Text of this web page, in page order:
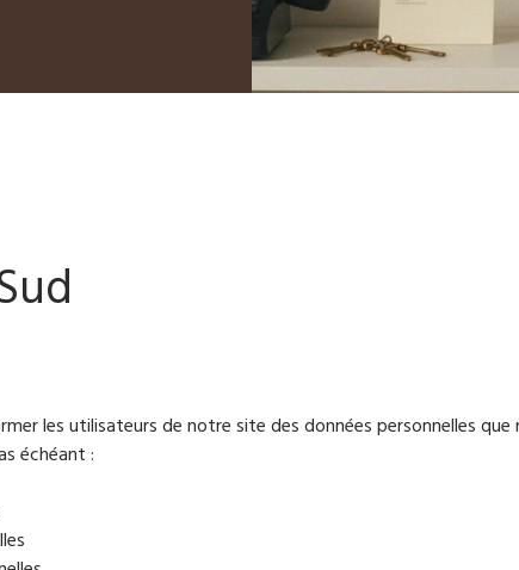
les utilisateurs de notre site des données personnelles que
échéant :